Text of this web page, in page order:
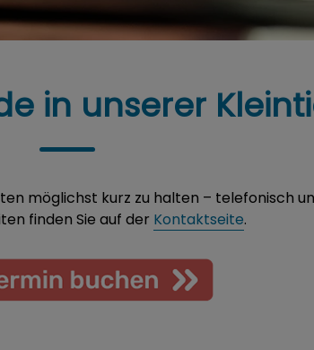
in unserer
möglichst kurz zu halten – telefonisch
finden Sie auf der Kontaktseite.